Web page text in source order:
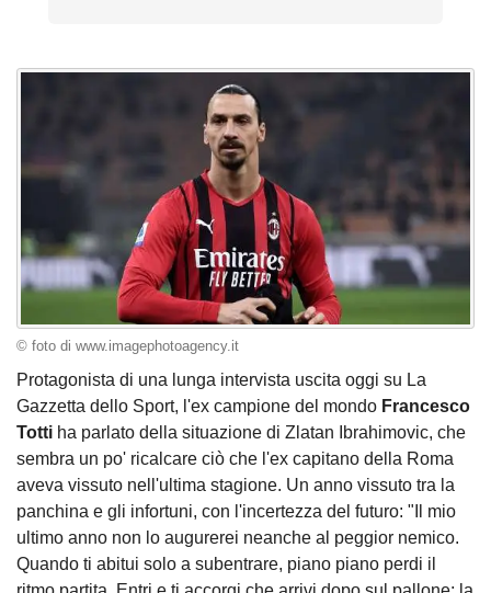
© foto di www.imagephotoagency.it
Protagonista di una lunga intervista uscita oggi su La
Gazzetta dello Sport, l'ex campione del mondo Francesco
Totti ha parlato della situazione di Zlatan Ibrahimovic, che
sembra un po' ricalcare ciò che l'ex capitano della Roma
aveva vissuto nell'ultima stagione. Un anno vissuto tra la
panchina e gli infortuni, con l'incertezza del futuro: "Il mio
ultimo anno non lo augurerei neanche al peggior nemico.
Quando ti abitui solo a subentrare, piano piano perdi il